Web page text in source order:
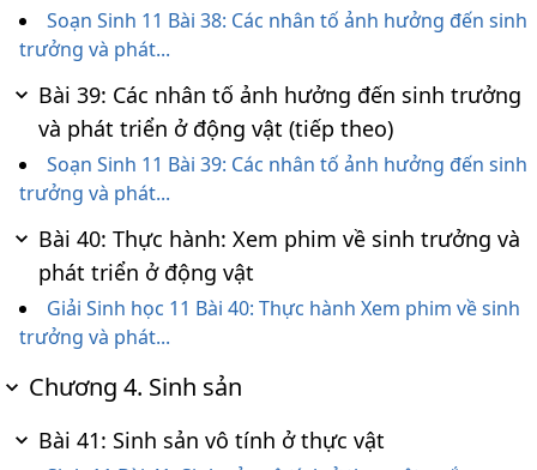
Soạn Sinh 11 Bài 38: Các nhân tố ảnh hưởng đến sinh
trưởng và phát...
Bài 39: Các nhân tố ảnh hưởng đến sinh trưởng
và phát triển ở động vật (tiếp theo)
Soạn Sinh 11 Bài 39: Các nhân tố ảnh hưởng đến sinh
trưởng và phát...
Bài 40: Thực hành: Xem phim về sinh trưởng và
phát triển ở động vật
Giải Sinh học 11 Bài 40: Thực hành Xem phim về sinh
trưởng và phát...
Chương 4. Sinh sản
Bài 41: Sinh sản vô tính ở thực vật